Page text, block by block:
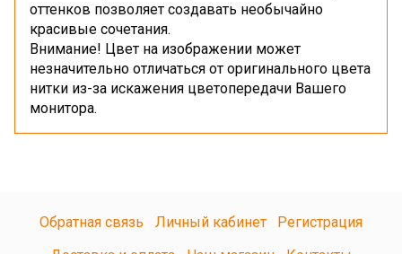
оттенков позволяет создавать необычайно
красивые сочетания.
Внимание! Цвет на изображении может
незначительно отличаться от оригинального цвета
нитки из-за искажения цветопередачи Вашего
монитора.
Обратная связь Личный кабинет
Регистрация